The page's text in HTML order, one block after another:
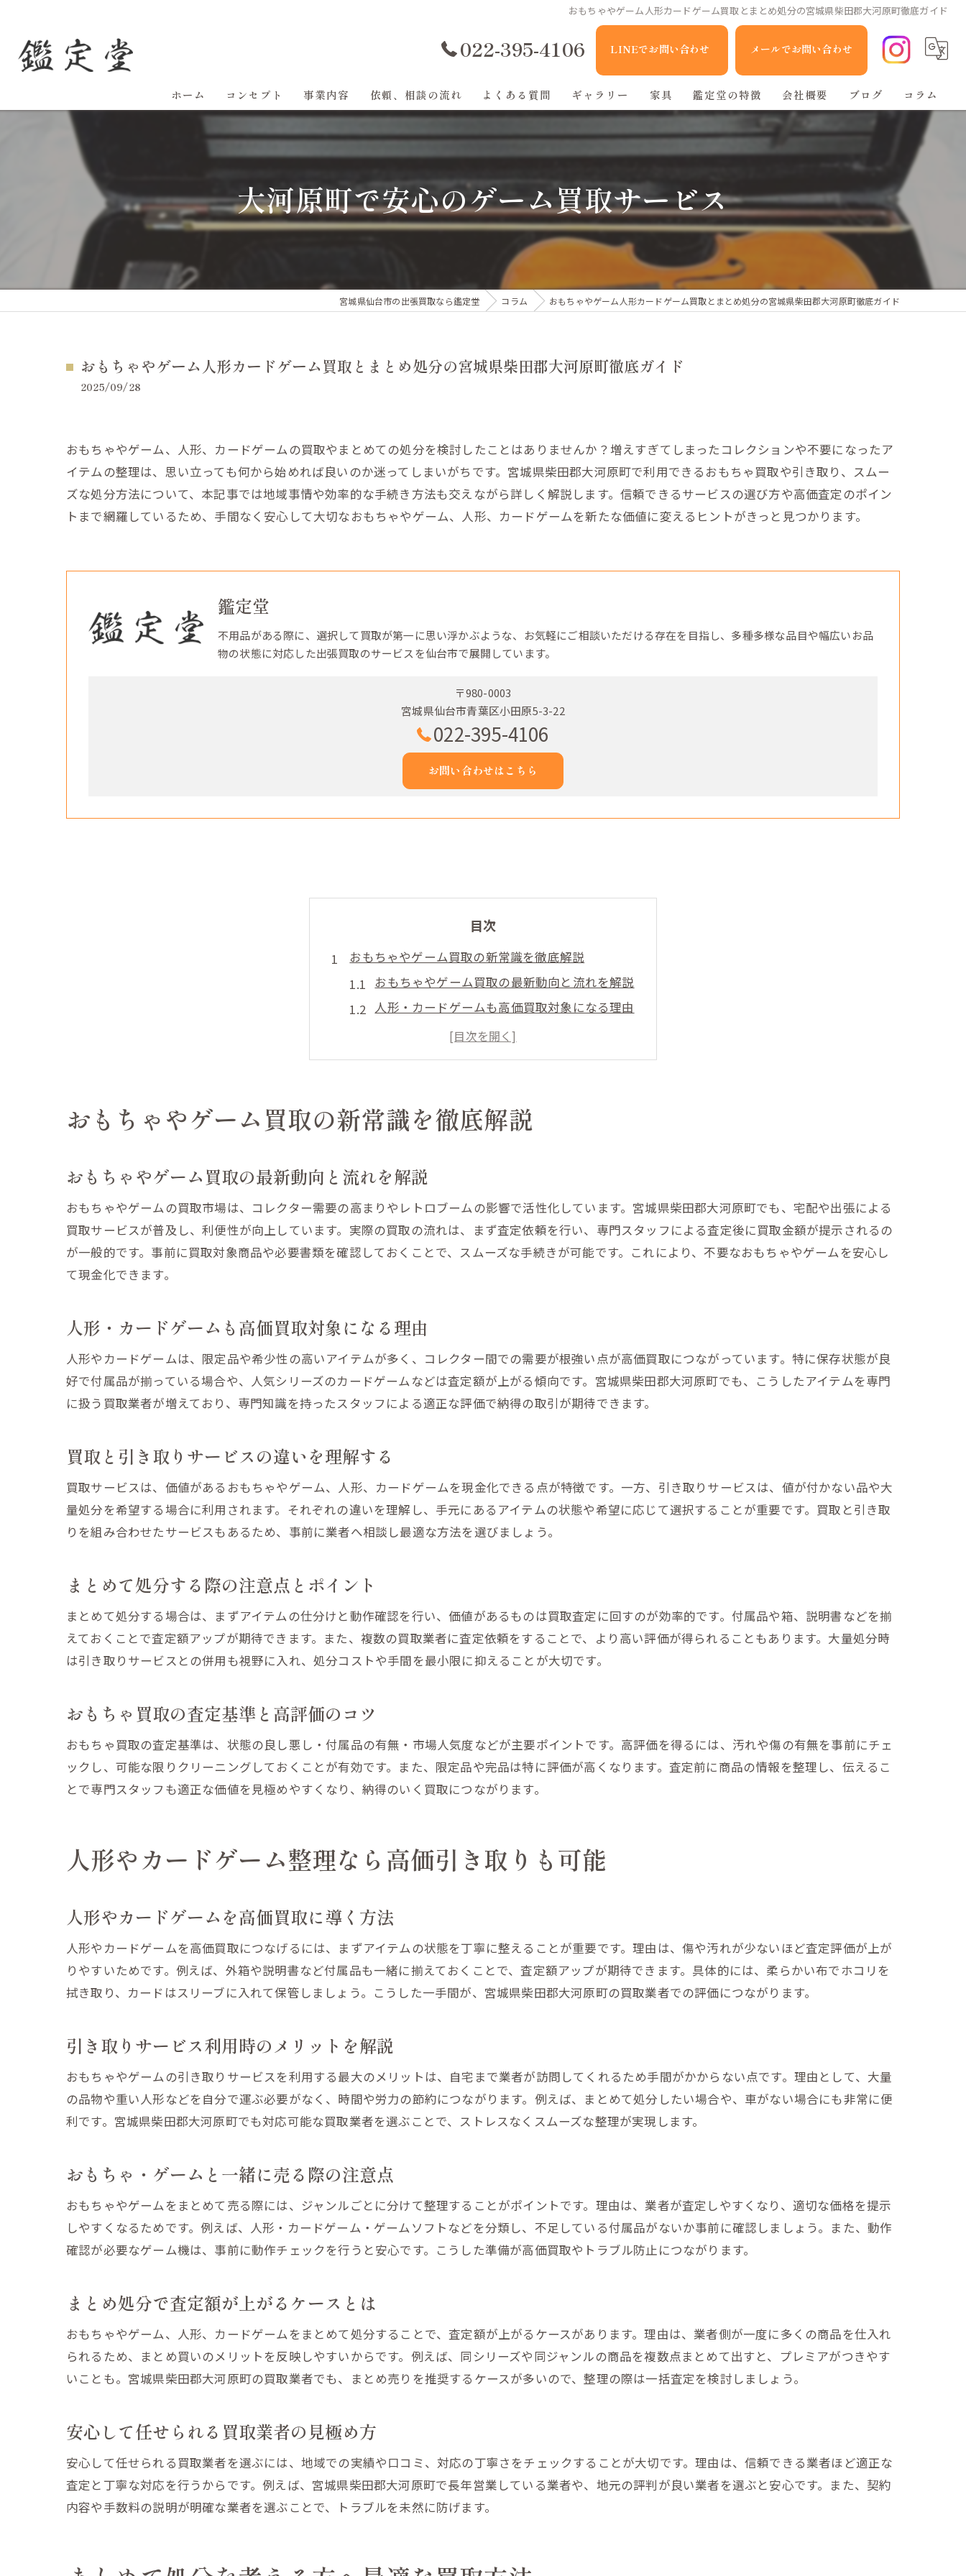
おもちゃやゲーム人形カードゲーム買取とまとめ処分の宮城県柴田郡大河原町徹底ガイド
022-395-4106 LINEでお問い合わせ メールでお問い合わせ
ホーム コンセプト 事業内容 依頼、相談の流れ よくある質問 ギャラリー 家具 鑑定堂の特徴
家電
ブランド品
不用品回収
会社概要 ブログ コラム
大河原町で安心のゲーム買取サービス
宮城県仙台市の出張買取なら鑑定堂 コラム おもちゃやゲーム人形カードゲーム買取とまとめ処分の宮城県柴田郡大河原町徹底ガイド
おもちゃやゲーム人形カードゲーム買取とまとめ処分の宮城県柴田郡大河原町徹底ガイド
2025/09/28
おもちゃやゲーム、人形、カードゲームの買取やまとめての処分を検討したことはありませんか？増えすぎてしまったコレクションや不要になったア
イテムの整理は、思い立っても何から始めれば良いのか迷ってしまいがちです。宮城県柴田郡大河原町で利用できるおもちゃ買取や引き取り、スムー
ズな処分方法について、本記事では地域事情や効率的な手続き方法も交えながら詳しく解説します。信頼できるサービスの選び方や高価査定のポイン
トまで網羅しているため、手間なく安心して大切なおもちゃやゲーム、人形、カードゲームを新たな価値に変えるヒントがきっと見つかります。
鑑定堂
不用品がある際に、選択して買取が第一に思い浮かぶような、お気軽にご相談いただける存在を目指し、多種多様な品目や幅広いお品
物の状態に対応した出張買取のサービスを仙台市で展開しています。
〒980-0003
宮城県仙台市青葉区小田原5-3-22
022-395-4106
お問い合わせはこちら
目次
おもちゃやゲーム買取の新常識を徹底解説
おもちゃやゲーム買取の最新動向と流れを解説
人形・カードゲームも高価買取対象になる理由
買取と引き取りサービスの違いを理解する
まとめて処分する際の注意点とポイント
人形やカードゲーム整理なら高価引き取りも可能
人形やカードゲームを高価買取に導く方法
おもちゃ・ゲームと一緒に売る際の注意点
まとめ処分で査定額が上がるケースとは
安心して任せられる買取業者の見極め方
まとめて処分を考える方へ最適な買取方法
買取と処分を同時に進めるメリットとは
引き取りサービス選びで損しないポイント
大量処分時の買取査定アップを目指す方法
手軽に利用できるおもちゃ買取サービスの選び方
人形・カードゲーム対応のサービス活用術
引き取りや宅配で処分が楽になる理由とは
査定の簡単さと手間の少なさを見極める方法
処分まで安心して任せられる業者の選び方
人形やカードゲームまとめ処分の具体策
買取と引き取りサービスを組み合わせた活用法
処分前に査定を依頼するタイミングの見極め
買取に役立つ査定のコツと注意点とは何か
おもちゃやゲーム査定で見落としがちな点
人形・カードゲーム査定額を上げる準備法
引き取り・処分時のトラブル回避ポイント
おもちゃやゲーム買取の新常識を徹底解説
おもちゃやゲーム買取の最新動向と流れを解説
おもちゃやゲームの買取市場は、コレクター需要の高まりやレトロブームの影響で活性化しています。宮城県柴田郡大河原町でも、宅配や出張による
買取サービスが普及し、利便性が向上しています。実際の買取の流れは、まず査定依頼を行い、専門スタッフによる査定後に買取金額が提示されるの
が一般的です。事前に買取対象商品や必要書類を確認しておくことで、スムーズな手続きが可能です。これにより、不要なおもちゃやゲームを安心し
て現金化できます。
人形・カードゲームも高価買取対象になる理由
人形やカードゲームは、限定品や希少性の高いアイテムが多く、コレクター間での需要が根強い点が高価買取につながっています。特に保存状態が良
好で付属品が揃っている場合や、人気シリーズのカードゲームなどは査定額が上がる傾向です。宮城県柴田郡大河原町でも、こうしたアイテムを専門
に扱う買取業者が増えており、専門知識を持ったスタッフによる適正な評価で納得の取引が期待できます。
買取と引き取りサービスの違いを理解する
買取サービスは、価値があるおもちゃやゲーム、人形、カードゲームを現金化できる点が特徴です。一方、引き取りサービスは、値が付かない品や大
量処分を希望する場合に利用されます。それぞれの違いを理解し、手元にあるアイテムの状態や希望に応じて選択することが重要です。買取と引き取
りを組み合わせたサービスもあるため、事前に業者へ相談し最適な方法を選びましょう。
まとめて処分する際の注意点とポイント
まとめて処分する場合は、まずアイテムの仕分けと動作確認を行い、価値があるものは買取査定に回すのが効率的です。付属品や箱、説明書などを揃
えておくことで査定額アップが期待できます。また、複数の買取業者に査定依頼をすることで、より高い評価が得られることもあります。大量処分時
は引き取りサービスとの併用も視野に入れ、処分コストや手間を最小限に抑えることが大切です。
おもちゃ買取の査定基準と高評価のコツ
おもちゃ買取の査定基準は、状態の良し悪し・付属品の有無・市場人気度などが主要ポイントです。高評価を得るには、汚れや傷の有無を事前にチェ
ックし、可能な限りクリーニングしておくことが有効です。また、限定品や完品は特に評価が高くなります。査定前に商品の情報を整理し、伝えるこ
とで専門スタッフも適正な価値を見極めやすくなり、納得のいく買取につながります。
人形やカードゲーム整理なら高価引き取りも可能
人形やカードゲームを高価買取に導く方法
人形やカードゲームを高価買取につなげるには、まずアイテムの状態を丁寧に整えることが重要です。理由は、傷や汚れが少ないほど査定評価が上が
りやすいためです。例えば、外箱や説明書など付属品も一緒に揃えておくことで、査定額アップが期待できます。具体的には、柔らかい布でホコリを
拭き取り、カードはスリーブに入れて保管しましょう。こうした一手間が、宮城県柴田郡大河原町の買取業者での評価につながります。
引き取りサービス利用時のメリットを解説
おもちゃやゲームの引き取りサービスを利用する最大のメリットは、自宅まで業者が訪問してくれるため手間がかからない点です。理由として、大量
の品物や重い人形などを自分で運ぶ必要がなく、時間や労力の節約につながります。例えば、まとめて処分したい場合や、車がない場合にも非常に便
利です。宮城県柴田郡大河原町でも対応可能な買取業者を選ぶことで、ストレスなくスムーズな整理が実現します。
おもちゃ・ゲームと一緒に売る際の注意点
おもちゃやゲームをまとめて売る際には、ジャンルごとに分けて整理することがポイントです。理由は、業者が査定しやすくなり、適切な価格を提示
しやすくなるためです。例えば、人形・カードゲーム・ゲームソフトなどを分類し、不足している付属品がないか事前に確認しましょう。また、動作
確認が必要なゲーム機は、事前に動作チェックを行うと安心です。こうした準備が高価買取やトラブル防止につながります。
まとめ処分で査定額が上がるケースとは
おもちゃやゲーム、人形、カードゲームをまとめて処分することで、査定額が上がるケースがあります。理由は、業者側が一度に多くの商品を仕入れ
られるため、まとめ買いのメリットを反映しやすいからです。例えば、同シリーズや同ジャンルの商品を複数点まとめて出すと、プレミアがつきやす
いことも。宮城県柴田郡大河原町の買取業者でも、まとめ売りを推奨するケースが多いので、整理の際は一括査定を検討しましょう。
安心して任せられる買取業者の見極め方
安心して任せられる買取業者を選ぶには、地域での実績や口コミ、対応の丁寧さをチェックすることが大切です。理由は、信頼できる業者ほど適正な
査定と丁寧な対応を行うからです。例えば、宮城県柴田郡大河原町で長年営業している業者や、地元の評判が良い業者を選ぶと安心です。また、契約
内容や手数料の説明が明確な業者を選ぶことで、トラブルを未然に防げます。